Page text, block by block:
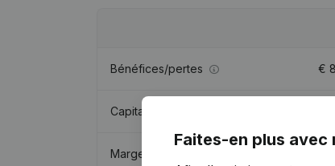
Bénéfices/pertes €
Capitaux propres
Marge brute
Faites-en plus avec